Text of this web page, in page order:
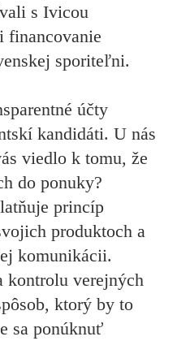
s Ivicou
financovanie
sporiteľni.
účty
kandidáti. U nás
viedlo k tomu, že
do ponuky?
princíp
produktoch a
komunikácii.
kontrolu verejných
ktorý by to
sa ponúknuť